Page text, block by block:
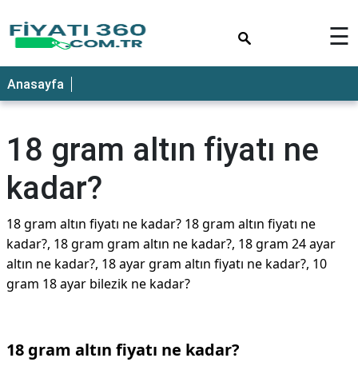
☰
Anasayfa
18 gram altın fiyatı ne
kadar?
18 gram altın fiyatı ne kadar? 18 gram altın fiyatı ne
kadar?, 18 gram gram altın ne kadar?, 18 gram 24 ayar
altın ne kadar?, 18 ayar gram altın fiyatı ne kadar?, 10
gram 18 ayar bilezik ne kadar?
18 gram altın fiyatı ne kadar?